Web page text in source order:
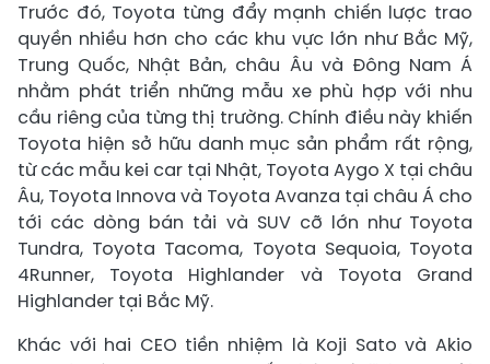
Trước đó, Toyota từng đẩy mạnh chiến lược trao
quyền nhiều hơn cho các khu vực lớn như Bắc Mỹ,
Trung Quốc, Nhật Bản, châu Âu và Đông Nam Á
nhằm phát triển những mẫu xe phù hợp với nhu
cầu riêng của từng thị trường. Chính điều này khiến
Toyota hiện sở hữu danh mục sản phẩm rất rộng,
từ các mẫu kei car tại Nhật, Toyota Aygo X tại châu
Âu, Toyota Innova và Toyota Avanza tại châu Á cho
tới các dòng bán tải và SUV cỡ lớn như Toyota
Tundra, Toyota Tacoma, Toyota Sequoia, Toyota
4Runner, Toyota Highlander và Toyota Grand
Highlander tại Bắc Mỹ.
Khác với hai CEO tiền nhiệm là Koji Sato và Akio